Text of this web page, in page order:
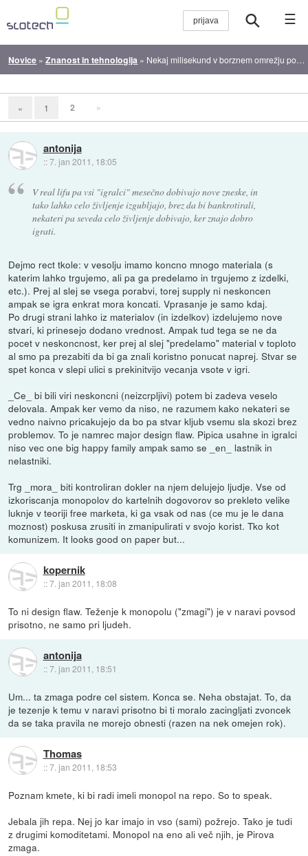
☰
Novice »Znanost in tehnologija » Nekaj milisekund v borznem omrežju pomeni milijone
« 1 2 »
antonija
::7. jan 2011, 18:05
V real lifu pa vsi "igralci" mesečno dobivajo nove zneske, in
tako lahko celo življenje izgubljajo, brez da bi bankrotirali,
nekateri pa seveda celo življenje dobivajo, ker znajo dobro
igrati.
Dejmo rect tkole: v vesolju imamo koncno mnogo materiala (s
katerim lahko trgujemo, ali pa ga predelamo in trgujemo z izdelki,
etc.). Prej al slej se vsega porabvi, torej supply ni neskoncen
ampak se igra enkrat mora koncati. Vprasanje je samo kdaj.
Po drugi strani lahko iz materialov (in izdelkov) izdelujemo nove
stvari, ki prinesejo dodano vrednost. Ampak tud tega se ne da
pocet v neskoncnost, ker prej al slej "predelamo" material v toploto
al smo pa prezabiti da bi ga znali koristno ponucat naprej. Stvar se
spet konca v slepi ulici s prekinitvijo vecanja vsote v igri.
_Ce_ bi bili viri neskoncni (neizcrpljivi) potem bi zadeva veselo
delovala. Ampak ker vemo da niso, ne razumem kako nekateri se
vedno naivno pricakujejo da bo pa stvar kljub vsemu sla skozi brez
problemov. To je namrec major design flaw. Pipica usahne in igralci
niso vec one big happy family ampak samo se _en_ lastnik in
nelastniki.
Trg _mora_ biti kontroliran dokler na njem delujejo ljudje. Vse od
izkoriscanja monopolov do kartelnih dogovorov so prekleto velike
luknje v teoriji free marketa, ki ga vsak od nas (ce mu je le dana
moznost) poskusa zrusiti in zmanipulirati v svojo korist. Tko kot
komunizem. It looks good on paper but...
kopernik
::7. jan 2011, 18:08
To ni design flaw. Teženje k monopolu ("zmagi") je v naravi povsod
prisotno, ne samo pri ljudeh.
antonija
::7. jan 2011, 18:51
Um... ta zmaga podre cel sistem. Konca se. Neha obstajat. To, da
je tezenje k temu v naravi prisotno bi ti moralo zacingljati zvoncek
da se taka pravila ne morejo obnesti (razen na nek omejen rok).
Thomas
::7. jan 2011, 18:53
Poznam kmete, ki bi radi imeli monopol na repo. So to speak.
Jebala jih repa. Nej jo kar imajo in vso (sami) požrejo. Tako je tudi
z drugimi komoditetami. Monopol na eno ali več njih, je Pirova
zmaga.